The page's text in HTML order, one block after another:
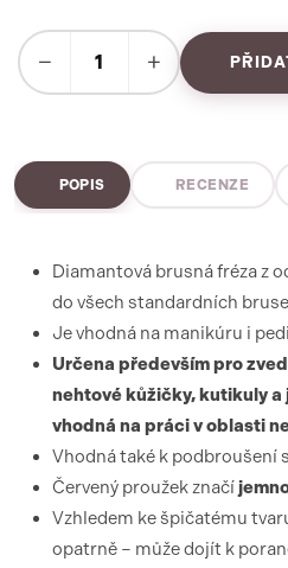
− +
POPIS RECENZE
Diamantová brusná fréza z
do všech standardních
Je vhodná na manikúru i
Určena především pro
nehtové kůžičky, kutikuly
vhodná na práci v oblasti
Vhodná také k podbroušení
Červený proužek značí
Vzhledem ke špičatému
opatrně – může dojít k